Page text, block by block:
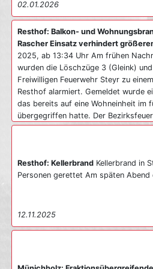
02.01.2026
Resthof: Balkon- und
Rascher Einsatz verhindert
2025, ab 13:34 Uhr Am frühen
wurden die Löschzüge 3 (Gleink)
Freiwilligen Feuerwehr Steyr zu
Resthof alarmiert. Gemeldet wurde
das bereits auf eine Wohneinheit im
übergegriffen hatte. Der
Oberbrandrat Gerhard Praxmarer,
Flammen hätten zu diesem Zeitpunkt
Balkon erfasst und begannen, sich
beide stadtauswärts führenden
Resthof: Kellerbrand Kellerbrand in
Personen gerettet Am späten Abend
12.11.2025